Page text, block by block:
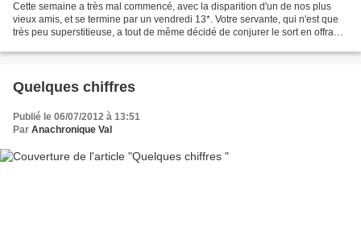
Cette semaine a très mal commencé, avec la disparition d'un de nos plus
vieux amis, et se termine par un vendredi 13*. Votre servante, qui n'est que
très peu superstitieuse, a tout de même décidé de conjurer le sort en offrant
Quelques chiffres
Publié le 06/07/2012 à 13:51
Par Anachronique Val